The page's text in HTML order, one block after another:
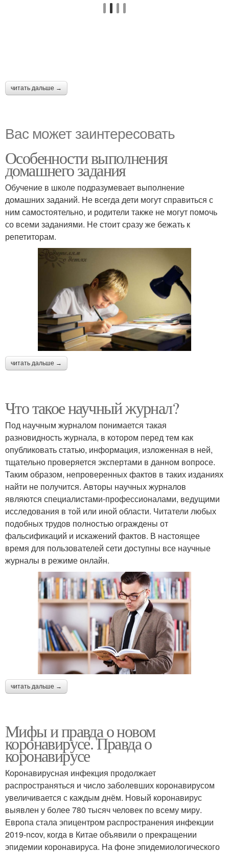
читать дальше →
Вас может заинтересовать
Особенности выполнения
домашнего задания
Обучение в школе подразумевает выполнение
домашних заданий. Не всегда дети могут справиться с
ним самостоятельно, и родители также не могут помочь
со всеми заданиями. Не стоит сразу же бежать к
репетиторам.
читать дальше →
Что такое научный журнал?
Под научным журналом понимается такая
разновидность журнала, в котором перед тем как
опубликовать статью, информация, изложенная в ней,
тщательно проверяется экспертами в данном вопросе.
Таким образом, непроверенных фактов в таких изданиях
найти не получится. Авторы научных журналов
являются специалистами-профессионалами, ведущими
исследования в той или иной области. Читатели любых
подобных трудов полностью ограждены от
фальсификаций и искажений фактов. В настоящее
время для пользователей сети доступны все научные
журналы в режиме онлайн.
читать дальше →
Мифы и правда о новом
коронавирусе. Правда о
коронавирусе
Коронавирусная инфекция продолжает
распространяться и число заболевших коронавирусом
увеличивается с каждым днём. Новый коронавирус
выявлен у более 780 тысяч человек по всему миру.
Европа стала эпицентром распространения инфекции
2019-ncov, когда в Китае объявили о прекращении
эпидемии коронавируса. На фоне эпидемиологического